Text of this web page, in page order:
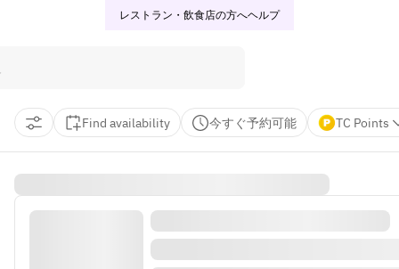
レストラン・飲食店の方へヘルプ
Find availability 今すぐ予約可能 TC Points